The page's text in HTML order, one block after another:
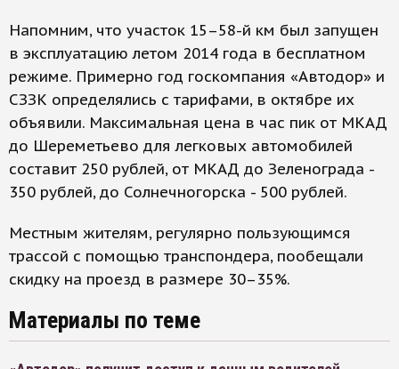
Напомним, что участок 15–58-й км был запущен
в эксплуатацию летом 2014 года в бесплатном
режиме. Примерно год госкомпания «Автодор» и
СЗЗК определялись с тарифами, в октябре их
объявили. Максимальная цена в час пик от МКАД
до Шереметьево для легковых автомобилей
составит 250 рублей, от МКАД до Зеленограда -
350 рублей, до Солнечногорска - 500 рублей.
Местным жителям, регулярно пользующимся
трассой с помощью транспондера, пообещали
скидку на проезд в размере 30–35%.
Материалы по теме